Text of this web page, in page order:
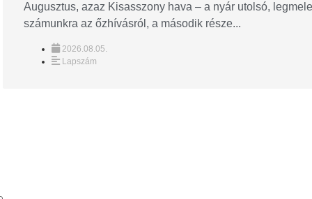
Augusztus, azaz Kisasszony hava – a nyár utolsó,
számunkra az őzhívásról, a második része...
2026.08.05.
Lapszám